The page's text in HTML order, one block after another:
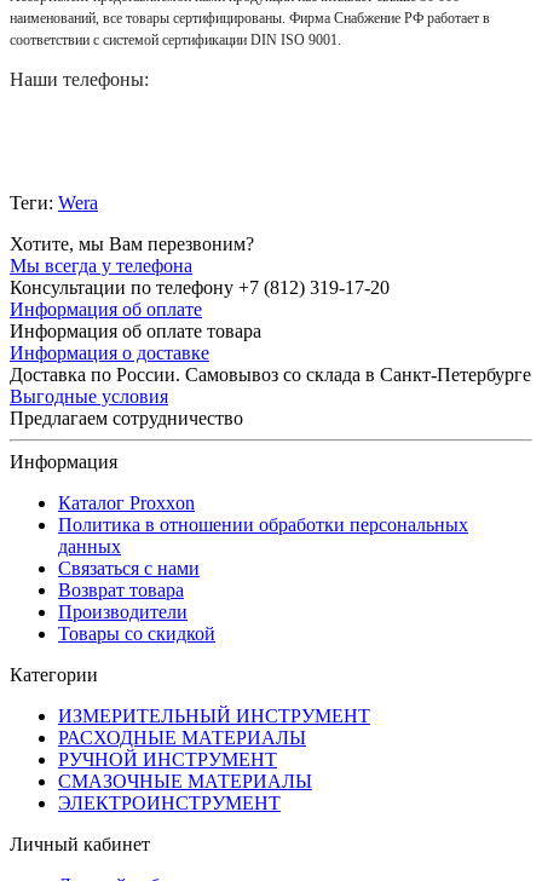
наименований, все товары сертифицированы. Фирма Снабжение РФ работает в
соответствии с системой сертификации DIN ISO 9001.
Наши телефоны:
Теги: Wera
Хотите, мы Вам перезвоним?
Мы всегда у телефона
Консультации по телефону +7 (812) 319-17-20
Информация об оплате
Информация об оплате товара
Информация о доставке
Доставка по России. Самовывоз со склада в Санкт-Петербурге
Выгодные условия
Предлагаем сотрудничество
Информация
Каталог Proxxon
Политика в отношении обработки персональных
данных
Связаться с нами
Возврат товара
Производители
Товары со скидкой
Категории
ИЗМЕРИТЕЛЬНЫЙ ИНСТРУМЕНТ
РАСХОДНЫЕ МАТЕРИАЛЫ
РУЧНОЙ ИНСТРУМЕНТ
СМАЗОЧНЫЕ МАТЕРИАЛЫ
ЭЛЕКТРОИНСТРУМЕНТ
Личный кабинет